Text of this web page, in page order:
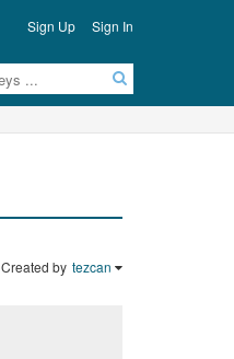
Sign Up Sign In
Created by tezcan